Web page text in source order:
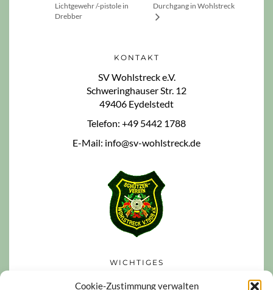
Cookie-Zustimmung verwalten
Lichtgewehr /-pistole in
Drebber
Durchgang in Wohlstreck
KONTAKT
SV Wohlstreck e.V.
Schweringhauser Str. 12
49406 Eydelstedt
Telefon: +49 5442 1788
E-Mail: info@sv-wohlstreck.de
WICHTIGES
Datenschutzerklärung